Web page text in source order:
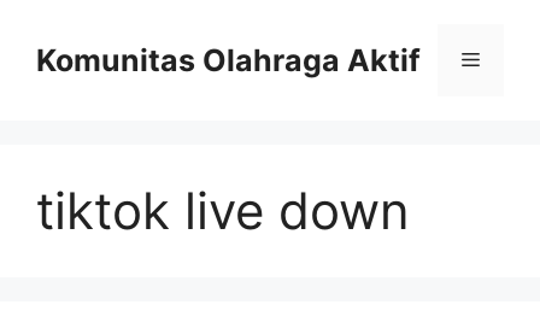
contentKomunitas Olahraga Aktif Menu
tiktok live down